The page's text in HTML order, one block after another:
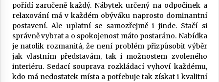
pořídí zaručeně každý. Nábytek určený na odpočinek a
relaxování má v každém obýváku naprosto dominantní
postavení. Ale uplatní se samozřejmě i jinde. Stačí si
správně vybrat a o spokojenost máto postaráno. Nabídka
je natolik rozmanitá, že není problém přizpůsobit výběr
jak vlastním představám, tak i možnostem zvoleného
interiéru. Sedací souprava rozkládací vyhoví každému,
kdo má nedostatek místa a potřebuje tak získat i kvalitní